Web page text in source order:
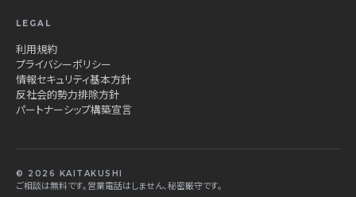
LEGAL
利用規約
プライバシーポリシー
情報セキュリティ基本方針
反社会的勢力排除方針
パートナーシップ構築宣言
© 2026 KAITAKUSHI
ご相談は無料です。営業電話はしません、秘密厳守です。